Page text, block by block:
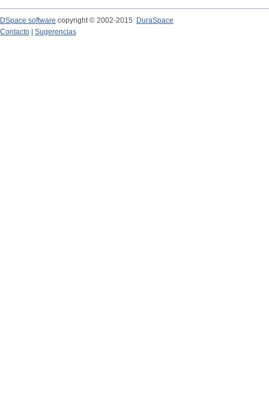
DSpace software copyright © 2002-2015
DuraSpace
Contacto
Sugerencias